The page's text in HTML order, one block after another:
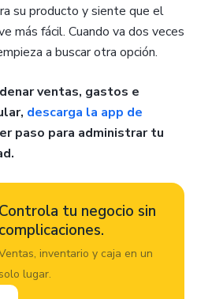
su producto y siente que el
más fácil. Cuando va dos veces
a buscar otra opción.
ventas, gastos e
descarga la app de
paso para administrar tu
Controla tu negocio sin
inventario y caja en un
solo lugar.